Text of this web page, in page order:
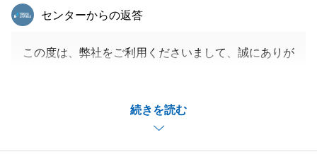
続きを読む
東急リバブル
センターからの返答
この度は、弊社をご利用くださいまして、誠にありが
仲介として両者の立場に立ち、スムーズにすすめてい
ける様、今後努めていく所存でございます。